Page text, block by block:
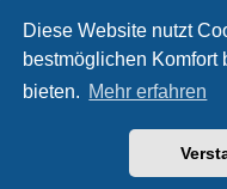
Diese Website nutzt
bestmöglichen Komfort
bieten. Mehr erfahren
Du kannst jederzeit die
verlangen. Kontaktiere
Foren-Übersicht
Powered by